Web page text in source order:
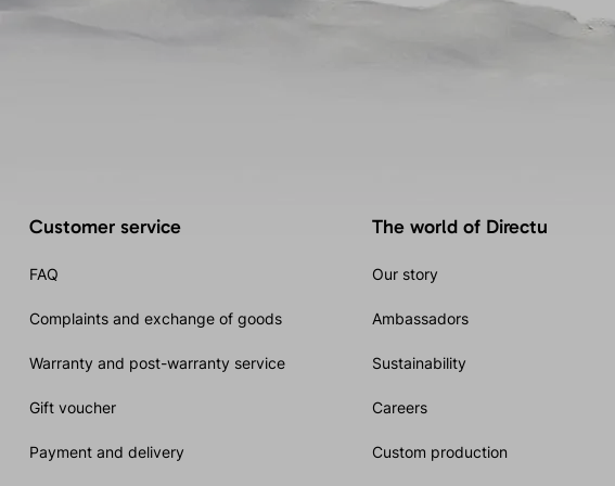
Customer service
FAQ
Complaints and exchange of goods
Warranty and post-warranty service
Gift voucher
Payment and delivery
The world of Directu
Our story
Ambassadors
Sustainability
Careers
Custom production